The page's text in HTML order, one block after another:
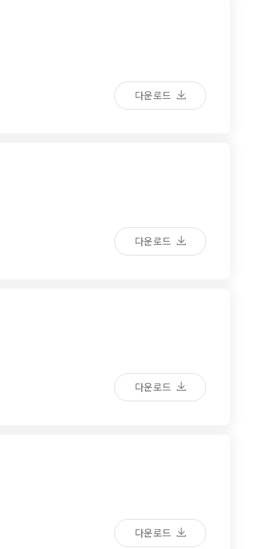
다운로드
다운로드
다운로드
다운로드